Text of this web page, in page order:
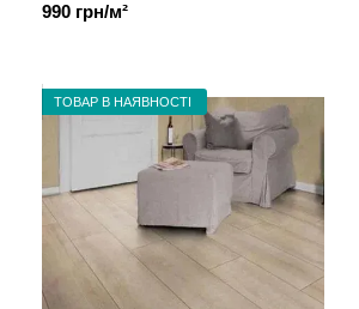
990 грн/м²
ТОВАР В НАЯВНОСТІ